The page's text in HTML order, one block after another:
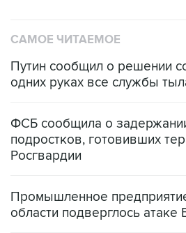
САМОЕ ЧИТАЕМОЕ
Путин сообщил о решении
одних руках все службы
ФСБ сообщила о
подростков, готовивших
Росгвардии
Промышленное
области подверглось